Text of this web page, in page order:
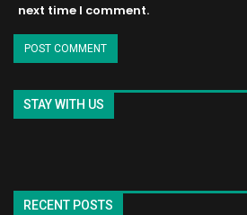
next time I comment.
STAY WITH US
RECENT POSTS